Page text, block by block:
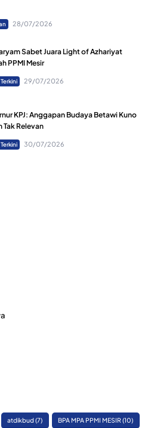
28/07/2026
Sabet Juara Light of Azhariyat
PPMI Mesir
29/07/2026
KPJ: Anggapan Budaya Betawi Kuno
Tak Relevan
30/07/2026
atdikbud(7) BPA MPA PPMI MESIR(10)